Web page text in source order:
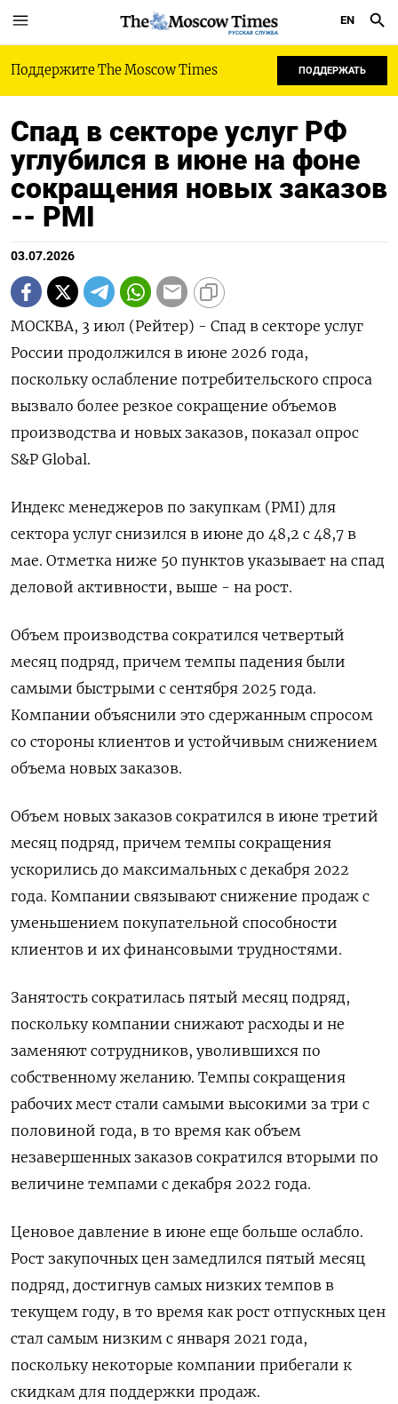
РУССКАЯ СЛУЖБА
EN
Поддержите The Moscow Times ПОДДЕРЖАТЬ
Спад в секторе услуг РФ
углубился в июне на фоне
сокращения новых заказов
-- PMI
03.07.2026
МОСКВА, 3 июл (Рейтер) - Спад в секторе услуг
России продолжился в июне 2026 года,
поскольку ослабление потребительского спроса
вызвало более резкое сокращение объемов
производства и ‌новых заказов, показал опрос
S&P Global.
Индекс менеджеров по закупкам (PMI) для
сектора услуг снизился в июне до 48,2 с 48,7 в
мае. Отметка ​ниже 50 пунктов указывает ​на спад
​деловой активности, выше - ⁠на рост.
Объем производства сократился четвертый
месяц ‌подряд, причем темпы падения были
самыми ‌быстрыми с сентября 2025 года.
Компании объяснили это сдержанным спросом
со стороны ​клиентов и устойчивым снижением
объема новых заказов.
Объем новых заказов ‌сократился в июне третий
месяц подряд, причем темпы сокращения
ускорились ​до максимальных с декабря 2022
года. Компании связывают снижение продаж ‌с
уменьшением покупательной способности
клиентов и их финансовыми трудностями.
Занятость сократилась пятый месяц подряд,
поскольку компании снижают расходы и ​не
заменяют сотрудников, ​уволившихся по
собственному ‌желанию. Темпы сокращения
рабочих мест стали самыми высокими за три с ​
половиной года, в то время как объем
незавершенных заказов сократился вторыми по
величине темпами с декабря 2022 года.
Ценовое давление в июне еще больше ослабло.
Рост закупочных цен замедлился пятый месяц
подряд, достигнув самых низких темпов в
текущем году, в то время как рост ​отпускных цен
стал ⁠самым низким с января 2021 года,
поскольку некоторые компании прибегали к
скидкам для поддержки продаж.